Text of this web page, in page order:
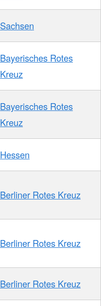
Sachsen
Bayerisches Rotes
Kreuz
Bayerisches Rotes
Kreuz
Hessen
Berliner Rotes Kreuz
Berliner Rotes Kreuz
Berliner Rotes Kreuz